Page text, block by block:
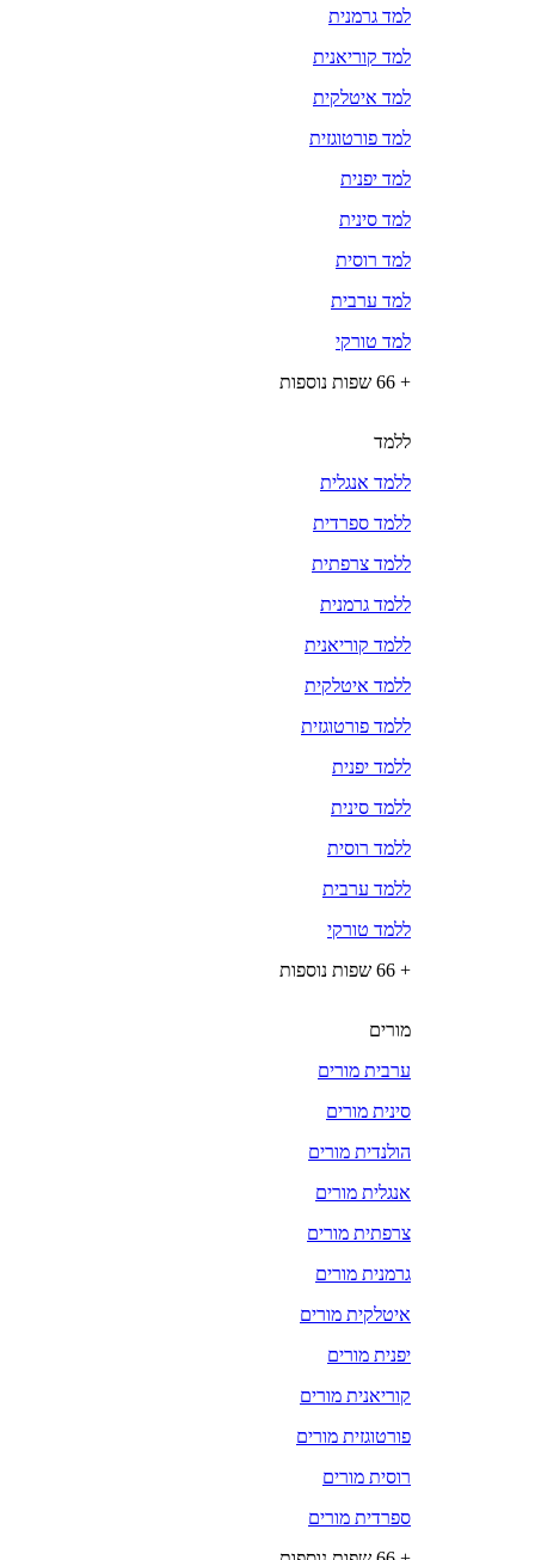
למד גרמנית
למד קוריאנית
למד איטלקית
למד פורטוגזית
למד יפנית
למד סינית
למד רוסית
למד ערבית
למד טורקי
+ 66 שפות נוספות
ללמד
ללמד אנגלית
ללמד ספרדית
ללמד צרפתית
ללמד גרמנית
ללמד קוריאנית
ללמד איטלקית
ללמד פורטוגזית
ללמד יפנית
ללמד סינית
ללמד רוסית
ללמד ערבית
ללמד טורקי
+ 66 שפות נוספות
מורים
ערבית מורים
סינית מורים
הולנדית מורים
אנגלית מורים
צרפתית מורים
גרמנית מורים
איטלקית מורים
יפנית מורים
קוריאנית מורים
פורטוגזית מורים
רוסית מורים
ספרדית מורים